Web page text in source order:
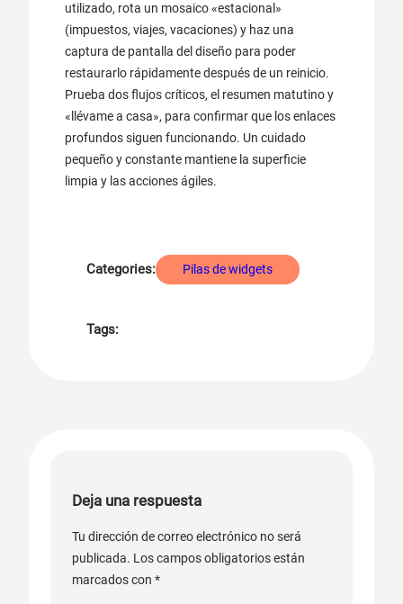
utilizado, rota un mosaico «estacional»
(impuestos, viajes, vacaciones) y haz una
captura de pantalla del diseño para poder
restaurarlo rápidamente después de un reinicio.
Prueba dos flujos críticos, el resumen matutino y
«llévame a casa», para confirmar que los enlaces
profundos siguen funcionando. Un cuidado
pequeño y constante mantiene la superficie
limpia y las acciones ágiles.
Categories: Pilas de widgets
Tags:
Deja una respuesta
Tu dirección de correo electrónico no será
publicada. Los campos obligatorios están
marcados con *